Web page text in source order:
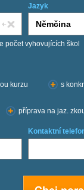
Jazyk
počet vyhovujících škol
kurzu s
příprava na jaz.
Kontaktní